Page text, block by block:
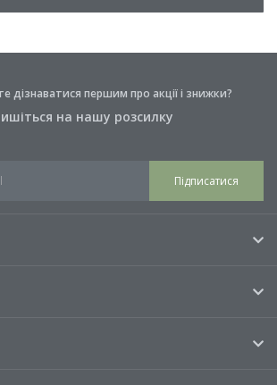
дізнаватися першим про акції і знижки?
на нашу розсилку
Підписатися